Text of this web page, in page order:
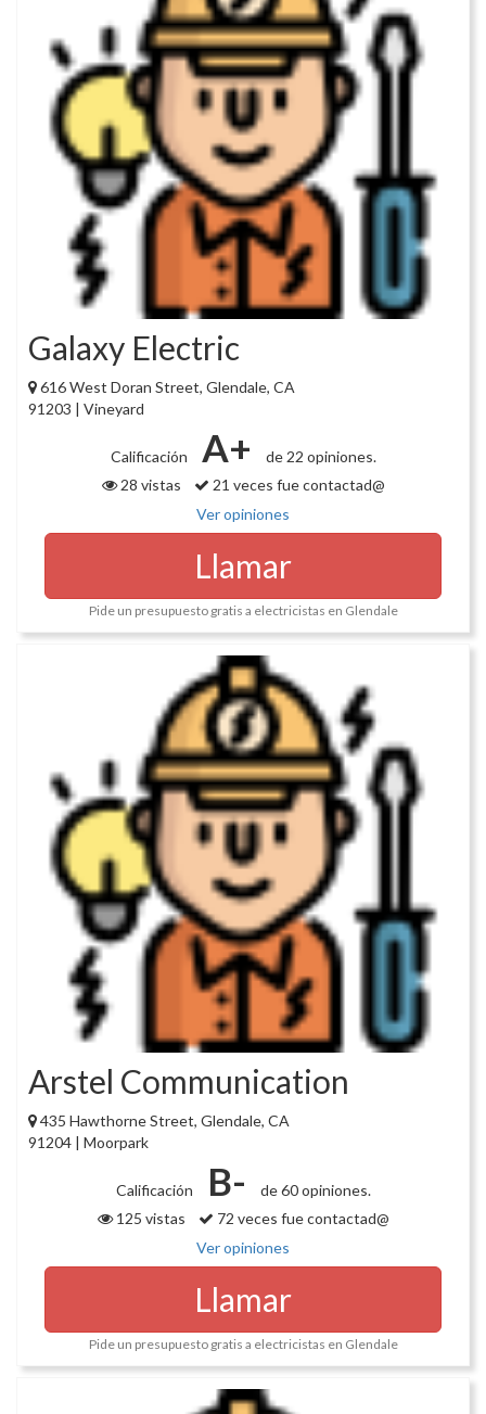
Galaxy Electric
616 West Doran Street, Glendale, CA
91203 | Vineyard
Calificación A+
de 22 opiniones.
28 vistas
21 veces fue contactad@
Ver opiniones
Llamar
Pide un presupuesto gratis a electricistas en Glendale
Arstel Communication
435 Hawthorne Street, Glendale, CA
91204 | Moorpark
Calificación B-
de 60 opiniones.
125 vistas
72 veces fue contactad@
Ver opiniones
Llamar
Pide un presupuesto gratis a electricistas en Glendale